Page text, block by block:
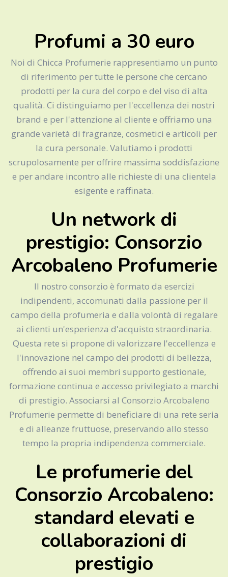
Profumi a 30 euro
Noi di Chicca Profumerie rappresentiamo un punto
di riferimento per tutte le persone che cercano
prodotti per la cura del corpo e del viso di alta
qualità. Ci distinguiamo per l'eccellenza dei nostri
brand e per l'attenzione al cliente e offriamo una
grande varietà di fragranze, cosmetici e articoli per
la cura personale. Valutiamo i prodotti
scrupolosamente per offrire massima soddisfazione
e per andare incontro alle richieste di una clientela
esigente e raffinata.
Un network di
prestigio: Consorzio
Arcobaleno Profumerie
Il nostro consorzio è formato da esercizi
indipendenti, accomunati dalla passione per il
campo della profumeria e dalla volontà di regalare
ai clienti un'esperienza d'acquisto straordinaria.
Questa rete si propone di valorizzare l'eccellenza e
l'innovazione nel campo dei prodotti di bellezza,
offrendo ai suoi membri supporto gestionale,
formazione continua e accesso privilegiato a marchi
di prestigio. Associarsi al Consorzio Arcobaleno
Profumerie permette di beneficiare di una rete seria
e di alleanze fruttuose, preservando allo stesso
tempo la propria indipendenza commerciale.
Le profumerie del
Consorzio Arcobaleno:
standard elevati e
collaborazioni di
prestigio